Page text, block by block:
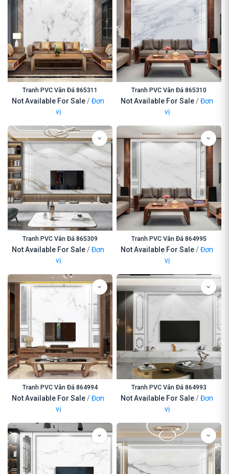
Tranh PVC Vân Đá 865311
Not Available For Sale/Đơn
vị
Tranh PVC Vân Đá 865310
Not Available For Sale/Đơn
vị
Tranh PVC Vân Đá 865309
Not Available For Sale/Đơn
vị
Tranh PVC Vân Đá 864995
Not Available For Sale/Đơn
vị
Tranh PVC Vân Đá 864994
Not Available For Sale/Đơn
vị
Tranh PVC Vân Đá 864993
Not Available For Sale/Đơn
vị